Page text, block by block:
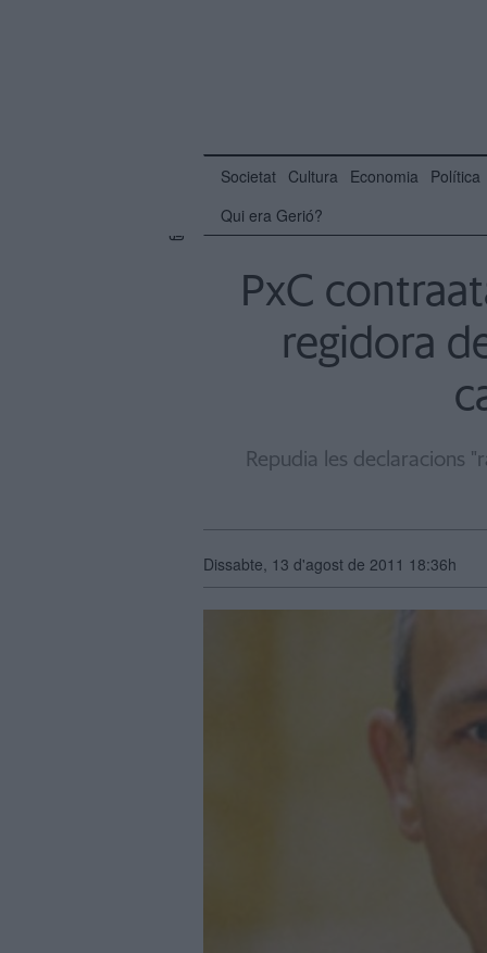
Societat Cultura Economia Política
Qui era Gerió?
PxC
regidora
Repudia les declaracions
Dissabte, 13 d'agost de 2011 18:36h